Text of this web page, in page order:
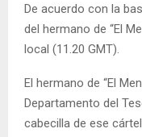
De acuerdo con la
del hermano de “El
local (11.20 GMT).
El hermano de “El
Departamento del
cabecilla de ese